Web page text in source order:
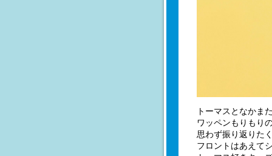
トーマスとなかま
ワッペンもりもり
思わず振り返りた
フロントはあえて